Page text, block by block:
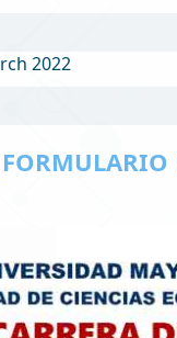
2022
FORMULARIO